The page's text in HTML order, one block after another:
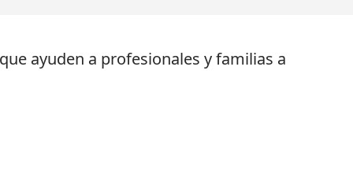
ayuden a profesionales y familias a